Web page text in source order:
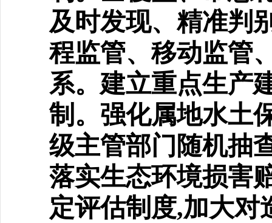
及时发现、精准判
程监管、移动监管
系。建立重点生产
制。强化属地水土
级主管部门随机抽
落实生态环境损害
定评估制度,加大对